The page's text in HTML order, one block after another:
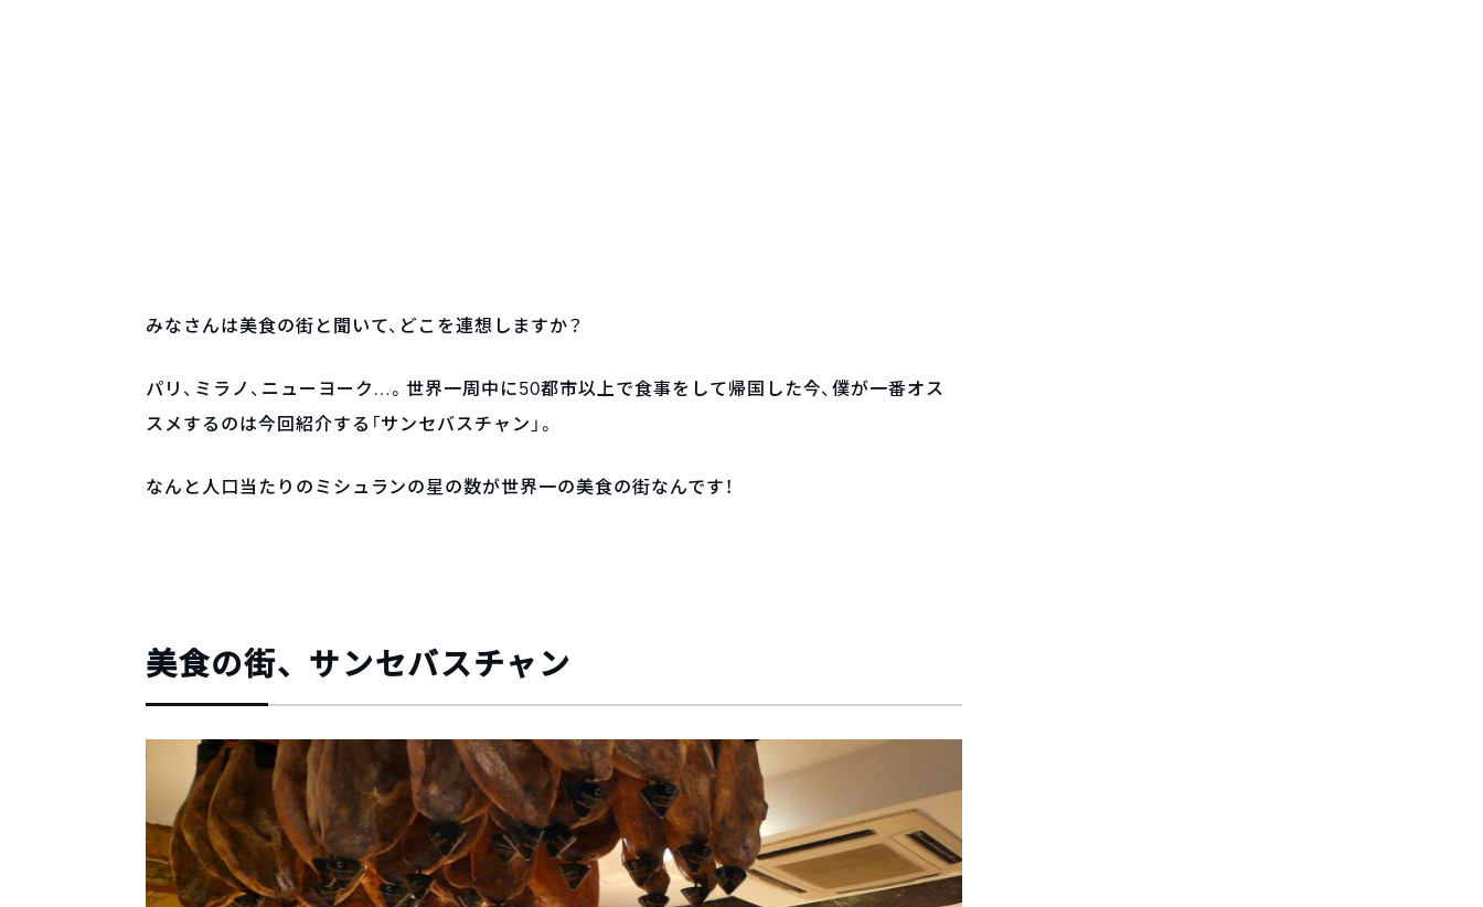
みなさんは美食の街と聞いて、どこを連想しますか？
パリ、ミラノ、ニューヨーク…。世界一周中に50都市以上で食事をして帰国した今、僕が一番オス
スメするのは今回紹介する「サンセバスチャン」。
なんと人口当たりのミシュランの星の数が世界一の美食の街なんです！
美食の街、サンセバスチャン